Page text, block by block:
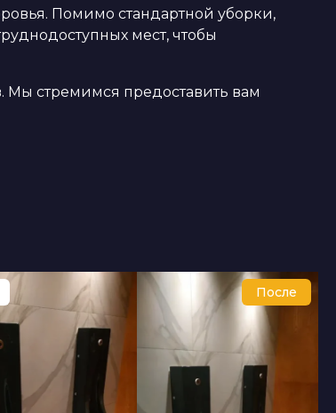
Помимо стандартной уборки,
мест, чтобы
стремимся предоставить вам